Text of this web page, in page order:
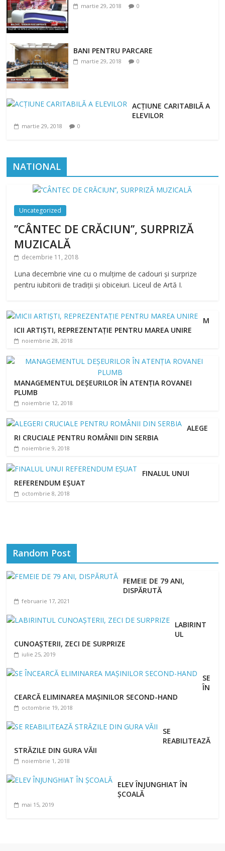
martie 29, 2018 0
BANI PENTRU PARCARE
martie 29, 2018 0
ACȚIUNE CARITABILĂ A
ELEVILOR
martie 29, 2018 0
NATIONAL
Uncategorized
’’CÂNTEC DE CRĂCIUN’’, SURPRIZĂ
MUZICALĂ
decembrie 11, 2018
Luna decembrie vine cu o mulțime de cadouri și surprize
pentru iubitorii de tradiții și obiceiuri. Liceul de Artă I.
M
ICII ARTIȘTI, REPREZENTAȚIE PENTRU MAREA UNIRE
noiembrie 28, 2018
MANAGEMENTUL DEȘEURILOR ÎN ATENȚIA ROVANEI
PLUMB
noiembrie 12, 2018
ALEGE
RI CRUCIALE PENTRU ROMÂNII DIN SERBIA
noiembrie 9, 2018
FINALUL UNUI
REFERENDUM EȘUAT
octombrie 8, 2018
Random Post
FEMEIE DE 79 ANI,
DISPĂRUTĂ
februarie 17, 2021
LABIRINT
UL
CUNOAȘTERII, ZECI DE SURPRIZE
iulie 25, 2019
SE
ÎN
CEARCĂ ELIMINAREA MAȘINILOR SECOND-HAND
octombrie 19, 2018
SE
REABILITEAZĂ
STRĂZILE DIN GURA VĂII
noiembrie 1, 2018
ELEV ÎNJUNGHIAT ÎN
ȘCOALĂ
mai 15, 2019